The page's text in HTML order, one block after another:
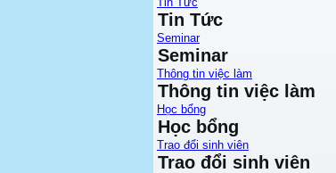
Tin Tức
Seminar
Seminar
Thông tin việc làm
Thông tin việc làm
Học bổng
Học bổng
Trao đổi sinh viên
Trao đổi sinh viên